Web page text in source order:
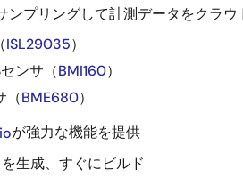
プリングして計測データをクラ
ISL29035）
ンサ（BMI160）
（BME680）
が強力な機能を提供
生成、すぐにビルド